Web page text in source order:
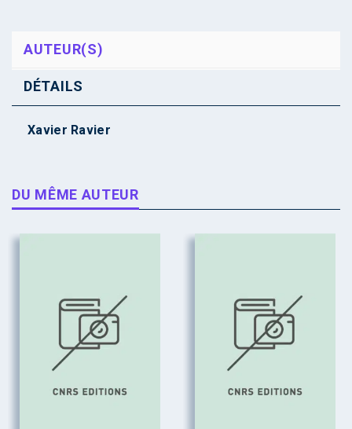
AUTEUR(S)
DÉTAILS
Xavier Ravier
DU MÊME AUTEUR